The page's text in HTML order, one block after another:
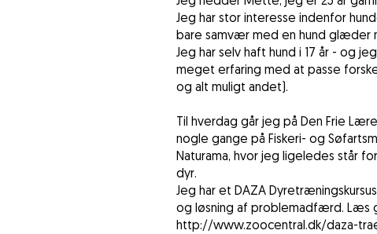
Jeg har stor interesse indenfor
bare samvær med en hund glæder
Jeg har selv haft hund i 17 år - og
meget erfaring med at passe
og alt muligt andet).
Til hverdag går jeg på Den Frie
nogle gange på Fiskeri- og
Naturama, hvor jeg ligeledes står
dyr.
Jeg har et DAZA
og løsning af problemadfærd. Læs
http://www.zoocentral.dk/daza-